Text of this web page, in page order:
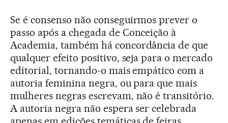
Se é consenso não conseguirmos prever o
passo após a chegada de Conceição à
Academia, também há concordância de que
qualquer efeito positivo, seja para o mercado
editorial, tornando-o mais empático com a
autoria feminina negra, ou para que mais
mulheres negras escrevam, não é transitório.
A autoria negra não espera ser celebrada